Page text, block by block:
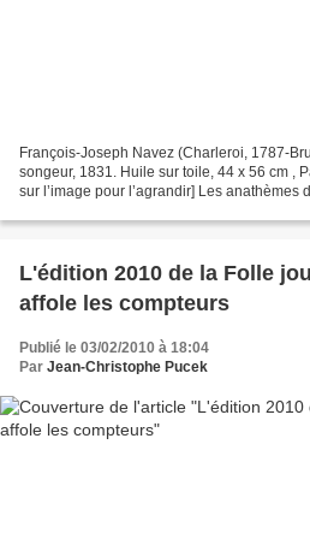
François-Joseph Navez (Charleroi, 1787-
songeur, 1831. Huile sur toile, 44 x 56 cm ,
sur l’image pour l’agrandir] Les anathèmes
L'édition 2010 de la Folle
affole les compteurs
Publié le 03/02/2010 à 18:04
Par Jean-Christophe Pucek